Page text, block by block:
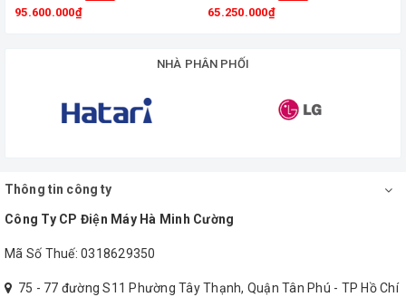
95.600.000₫ 65.250.000₫
NHÀ PHÂN PHỐI
Thông tin công ty
Công Ty CP Điện Máy Hà Minh Cường
Mã Số Thuế: 0318629350
75 - 77 đường S11 Phường Tây Thạnh, Quận Tân Phú - TP Hồ Chí